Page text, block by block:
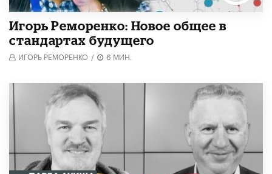
Игорь Реморенко: Новое общее в
стандартах будущего
ИГОРЬ РЕМОРЕНКО / 6 МИН.